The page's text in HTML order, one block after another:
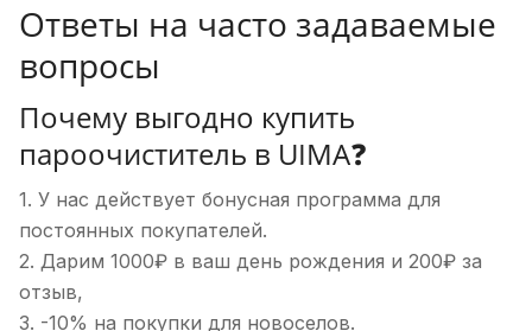
Ответы на часто задаваемые
вопросы
Почему выгодно купить
пароочиститель в UIMA❓
1. У нас действует бонусная программа для
постоянных покупателей.
2. Дарим 1000₽ в ваш день рождения и 200₽ за
отзыв,
3. -10% на покупки для новоселов.